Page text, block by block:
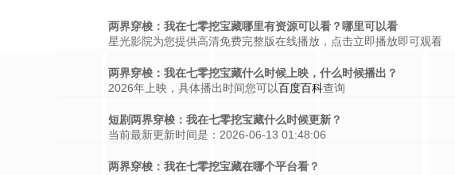
两界穿梭：我在七零挖宝藏哪里有资源可以看？哪里可以看
星光影院为您提供高清免费完整版在线播放，点击立即播放即可观看
两界穿梭：我在七零挖宝藏什么时候上映，什么时候播出？
2026年上映，具体播出时间您可以百度百科查询
短剧两界穿梭：我在七零挖宝藏什么时候更新？
当前最新更新时间是：2026-06-13 01:48:06
两界穿梭：我在七零挖宝藏在哪个平台看？